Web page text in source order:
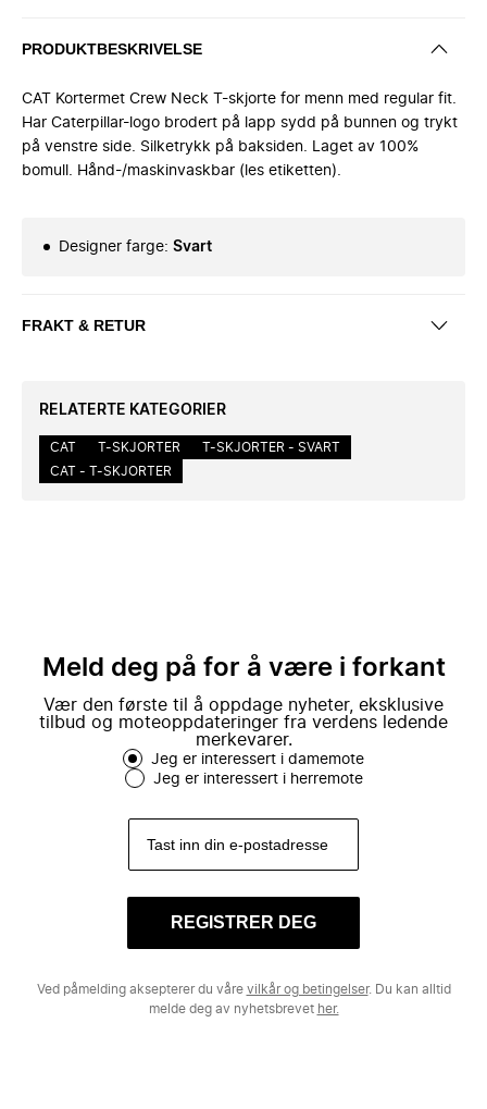
PRODUKTBESKRIVELSE
CAT Kortermet Crew Neck T-skjorte for menn med regular fit.
Har Caterpillar-logo brodert på lapp sydd på bunnen og trykt
på venstre side. Silketrykk på baksiden. Laget av 100%
bomull. Hånd-/maskinvaskbar (les etiketten).
Designer farge: Svart
FRAKT & RETUR
RELATERTE KATEGORIER
CAT T-SKJORTER
T-SKJORTER - SVART
CAT - T-SKJORTER
Meld deg på for å være i forkant
Vær den første til å oppdage nyheter, eksklusive
tilbud og moteoppdateringer fra verdens ledende
merkevarer.
Jeg er interessert i damemote
Jeg er interessert i herremote
REGISTRER DEG
Ved påmelding aksepterer du våre vilkår og betingelser. Du kan alltid
melde deg av nyhetsbrevet her.